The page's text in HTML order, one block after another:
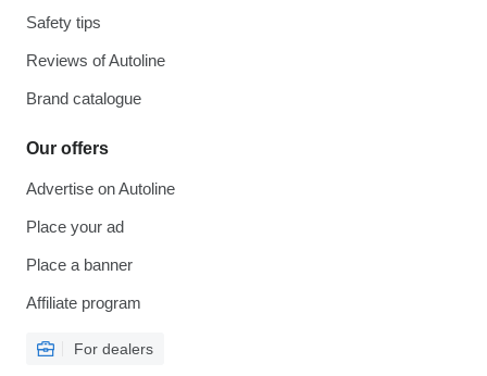
Safety tips
Reviews of Autoline
Brand catalogue
Our offers
Advertise on Autoline
Place your ad
Place a banner
Affiliate program
For dealers